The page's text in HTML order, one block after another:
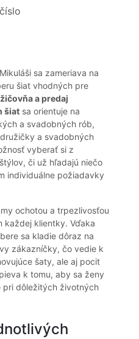
sa zameriava na
šiat vhodných pre
a predaj
šiat sa orientuje na
a svadobných rób,
a svadobných
vyberať si z
či už hľadajú niečo
individuálne požiadavky
ochotou a trpezlivosťou
každej klientky. Vďaka
sa kladie dôraz na
zákazníčky, čo vedie k
šaty, ale aj pocit
k tomu, aby sa ženy
pri dôležitých životných